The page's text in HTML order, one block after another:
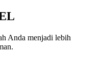
Anda menjadi lebih